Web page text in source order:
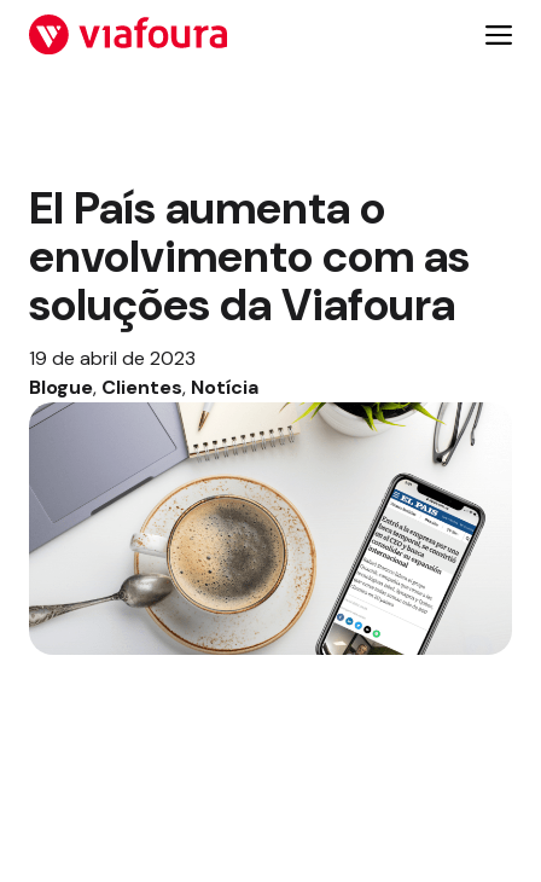
Pular
para
El País aumenta o
envolvimento com as
soluções da Viafoura
19 de abril de 2023
Blogue, Clientes, Notícia